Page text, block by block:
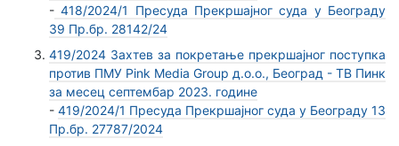
- 418/2024/1 Пресуда Прекршајног суда у Београду
39 Пр.бр. 28142/24
419/2024 Захтев за покретање прекршајног поступка
против ПМУ Pink Media Group д.о.о., Београд - ТВ Пинк
за месец септембар 2023. године
- 419/2024/1 Пресуда Прекршајног суда у Београду 13
Пр.бр. 27787/2024